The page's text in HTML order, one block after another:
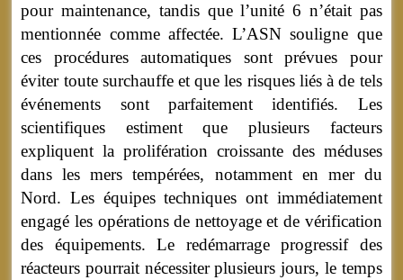
pour maintenance, tandis que l’unité 6 n’était pas
mentionnée comme affectée. L’ASN souligne que
ces procédures automatiques sont prévues pour
éviter toute surchauffe et que les risques liés à de tels
événements sont parfaitement identifiés. Les
scientifiques estiment que plusieurs facteurs
expliquent la prolifération croissante des méduses
dans les mers tempérées, notamment en mer du
Nord. Les équipes techniques ont immédiatement
engagé les opérations de nettoyage et de vérification
des équipements. Le redémarrage progressif des
réacteurs pourrait nécessiter plusieurs jours, le temps